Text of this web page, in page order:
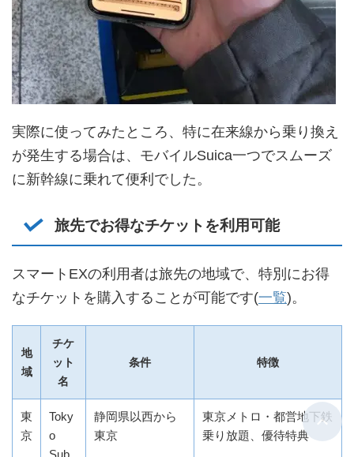
実際に使ってみたところ、特に在来線から乗り換え
が発生する場合は、モバイルSuica一つでスムーズ
に新幹線に乗れて便利でした。
旅先でお得なチケットを利用可能
スマートEXの利用者は旅先の地域で、特別にお得
なチケットを購入することが可能です(一覧)。
地
域
チケ
ット
名
条件 特徴
東
京
Toky
o
Sub
静岡県以西から
東京
東京メトロ・都営地下鉄
乗り放題、優待特典